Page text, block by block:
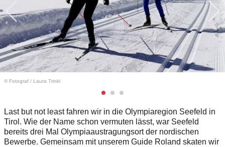
© Fotograf / Laura Trinkl
Last but not least fahren wir in die Olympiaregion Seefeld in
Tirol. Wie der Name schon vermuten lässt, war Seefeld
bereits drei Mal Olympiaaustragungsort der nordischen
Bewerbe. Gemeinsam mit unserem Guide Roland skaten wir